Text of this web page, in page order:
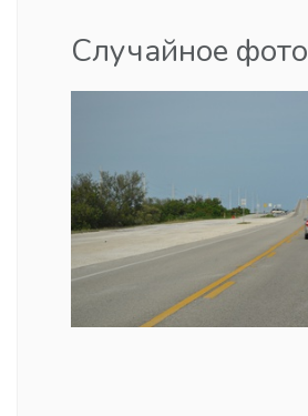
Случайное фото